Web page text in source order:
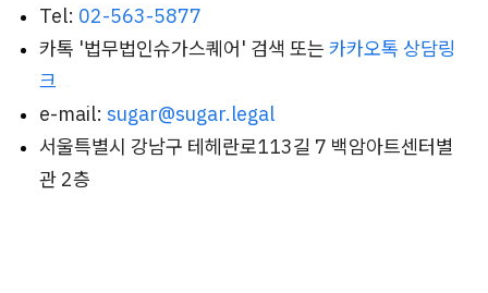
Tel: 02-563-5877
카톡 '법무법인슈가스퀘어' 검색 또는 카카오톡 상담링
크
e-mail: sugar@sugar.legal
서울특별시 강남구 테헤란로113길 7 백암아트센터별
관 2층